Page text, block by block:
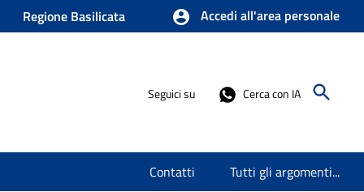
Regione Basilicata Accedi all'area personale
Seguici su Cerca con IA
Contatti Tutti gli argomenti...